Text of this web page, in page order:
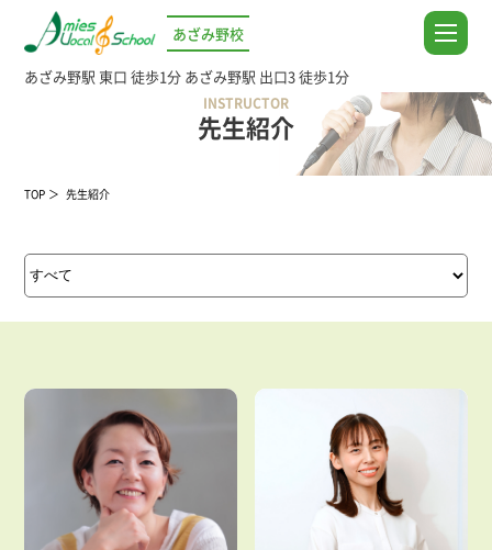
あざみ野校
あざみ野駅 東口 徒歩1分 あざみ野駅 出口3 徒歩1分
INSTRUCTOR
先生紹介
TOP 先生紹介